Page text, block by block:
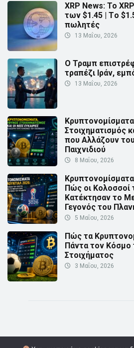
XRP News: Το
των $1.45 | Τo
πωλητές
13 Μαΐου, 2026
Ο Τραμπ
τραπέζι Ιράν,
13 Μαΐου, 2026
Στοιχηματισμός
που Αλλάζουν
Παιχνιδιού
8 Μαΐου, 2026
Πώς οι Κολοσσοί
Κατέκτησαν το
Γεγονός του
5 Μαΐου, 2026
Πώς τα
Πάντα τον Κόσμο
Στοιχήματος
3 Μαΐου, 2026